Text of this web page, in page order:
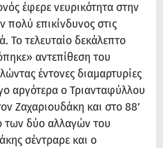
έφερε νευρικότητα στην
επικίνδυνος στις
Το τελευταίο δεκάλεπτο
αντεπίθεση του
έντονες διαμαρτυρίες
αργότερα ο Τριανταφύλλου
Ζαχαριουδάκη και στο 88’
των δύο αλλαγών του
σέντραρε και ο